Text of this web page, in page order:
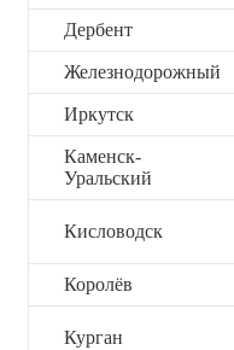
Дербент
Железнодорожный
Иркутск
Каменск-
Уральский
Кисловодск
Королёв
Курган